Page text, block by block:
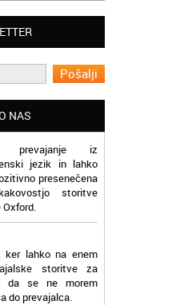
NAS
v Akademiji
profesionalni in
opravljajo hitro in
prevajanje iz
jezik in lahko
presenečena
storitve
lahko na enem
storitve za
da se ne morem
do prevajalca.